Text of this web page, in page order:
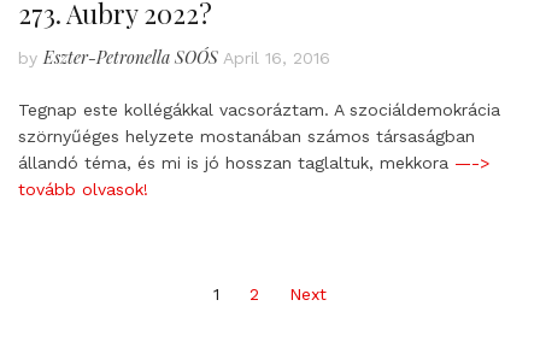
273. Aubry 2022?
by Eszter-Petronella SOÓS April 16, 2016
Tegnap este kollégákkal vacsoráztam. A szociáldemokrácia
szörnyűéges helyzete mostanában számos társaságban
állandó téma, és mi is jó hosszan taglaltuk, mekkora —->
tovább olvasok!
1 2 Next